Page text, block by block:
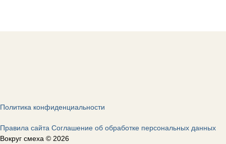
Политика конфиденциальности
Правила сайта Соглашение об обработке персональных данных
Вокруг смеха © 2026